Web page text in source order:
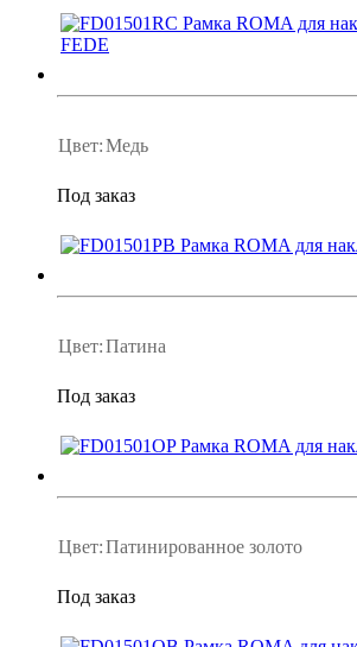
Цвет:Медь
Под заказ
Цвет:Патина
Под заказ
Цвет:Патинированное золото
Под заказ